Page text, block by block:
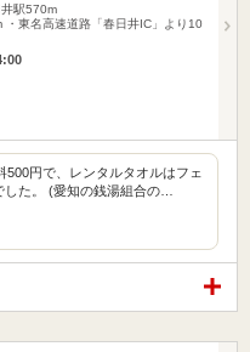
駅570m
・東名高速道路「春日井IC」より10
円で、レンタルタオルはフェ
た。 (愛知の銭湯組合の…